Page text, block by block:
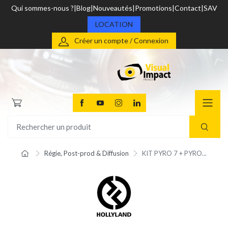
Qui sommes-nous ? Blog Nouveautés Promotions Contact SAV
LOCATION
Créer un compte / Connexion
Régie, Post-prod & Diffusion KIT PYRO 7 + PYRO...